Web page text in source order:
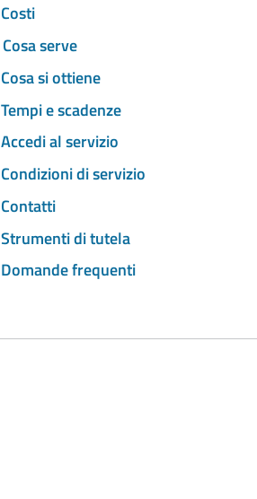
Costi
Cosa serve
Cosa si ottiene
Tempi e scadenze
Accedi al servizio
Condizioni di servizio
Contatti
Strumenti di tutela
Domande frequenti